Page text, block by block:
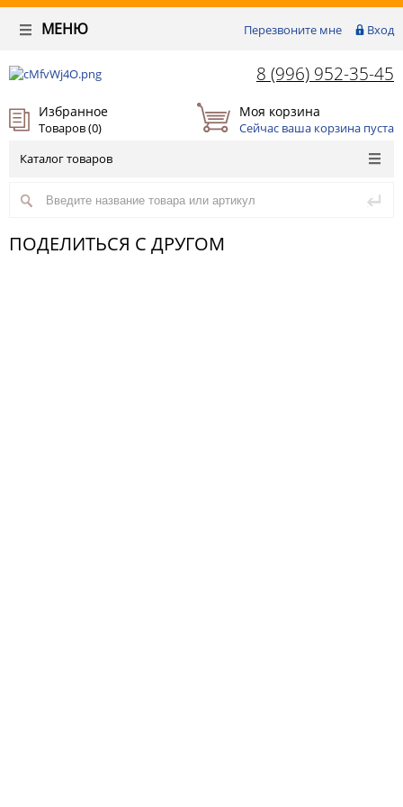
Перезвоните мне Вход
МЕНЮ
8 (996) 952-35-45
Избранное
Товаров (0)
Моя корзина
Сейчас ваша корзина пуста
Каталог товаров
ПОДЕЛИТЬСЯ С ДРУГОМ